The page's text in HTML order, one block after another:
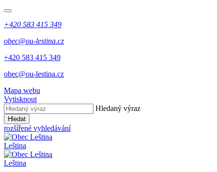
+420 583 415 349
obec@ou-lestina.cz
+420 583 415 349
obec@ou-lestina.cz
Mapa webu
Vytisknout
Hledaný výraz
Hledat
rozšířené vyhledávání
Leština
Leština